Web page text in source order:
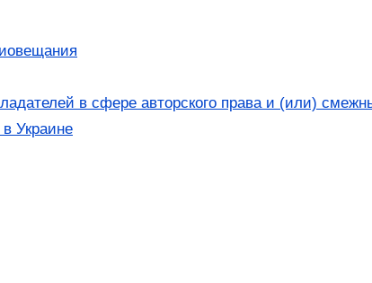
в сфере авторского права и (или)
Украине